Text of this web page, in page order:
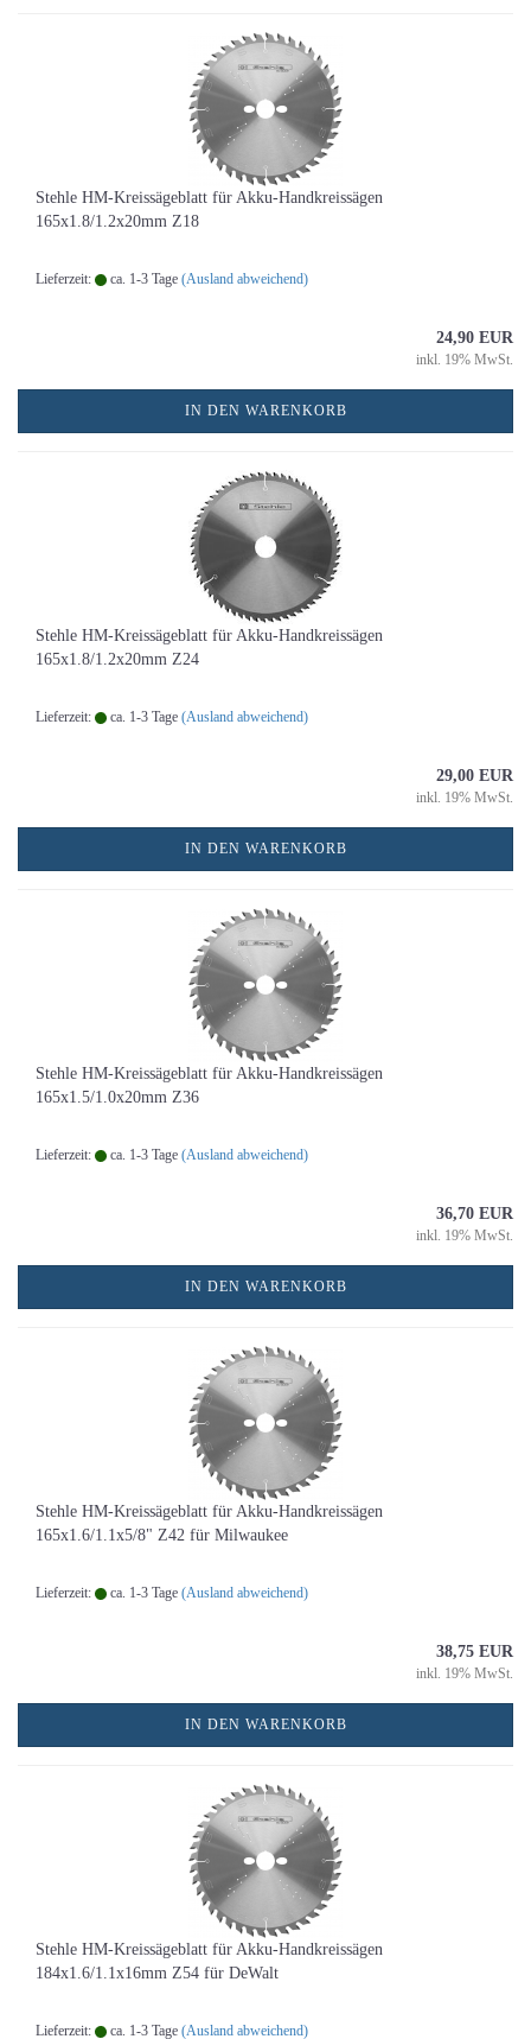
Stehle HM-Kreissägeblatt für Akku-Handkreissägen
165x1.8/1.2x20mm Z18
Lieferzeit: ca. 1-3 Tage (Ausland abweichend)
24,90 EUR
inkl. 19% MwSt.
IN DEN WARENKORB
Stehle HM-Kreissägeblatt für Akku-Handkreissägen
165x1.8/1.2x20mm Z24
Lieferzeit: ca. 1-3 Tage (Ausland abweichend)
29,00 EUR
inkl. 19% MwSt.
IN DEN WARENKORB
Stehle HM-Kreissägeblatt für Akku-Handkreissägen
165x1.5/1.0x20mm Z36
Lieferzeit: ca. 1-3 Tage (Ausland abweichend)
36,70 EUR
inkl. 19% MwSt.
IN DEN WARENKORB
Stehle HM-Kreissägeblatt für Akku-Handkreissägen
165x1.6/1.1x5/8" Z42 für Milwaukee
Lieferzeit: ca. 1-3 Tage (Ausland abweichend)
38,75 EUR
inkl. 19% MwSt.
IN DEN WARENKORB
Stehle HM-Kreissägeblatt für Akku-Handkreissägen
184x1.6/1.1x16mm Z54 für DeWalt
Lieferzeit: ca. 1-3 Tage (Ausland abweichend)